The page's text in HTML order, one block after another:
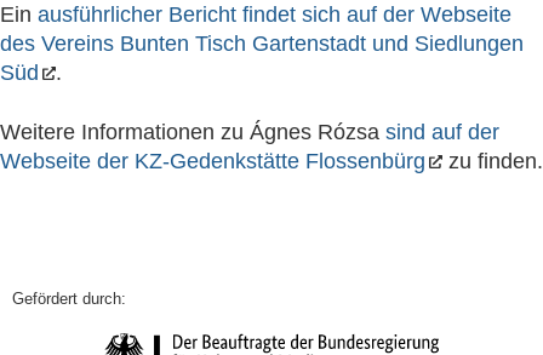
Ein ausführlicher Bericht findet sich auf der Webseite
des Vereins Bunten Tisch Gartenstadt und Siedlungen
Süd
.
Weitere Informationen zu Ágnes Rózsa sind auf der
Webseite der KZ-Gedenkstätte Flossenbürg
zu finden.